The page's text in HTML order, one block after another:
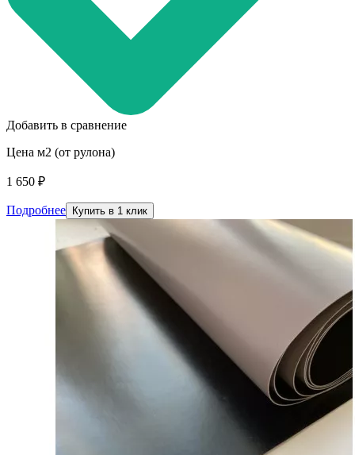
Добавить в сравнение
Цена м2 (от рулона)
1 650 ₽
Подробнее Купить в 1 клик